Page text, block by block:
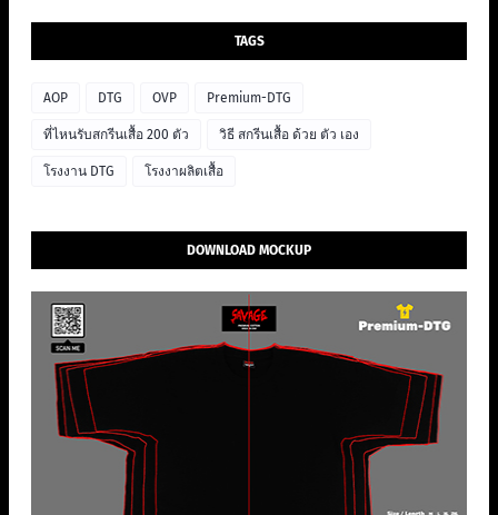
TAGS
AOP DTG OVP Premium-DTG
ที่ไหนรับสกรีนเสื้อ 200 ตัว วิธี สกรีนเสื้อ ด้วย ตัว เอง
โรงงาน DTG โรงงาผลิตเสื้อ
DOWNLOAD MOCKUP